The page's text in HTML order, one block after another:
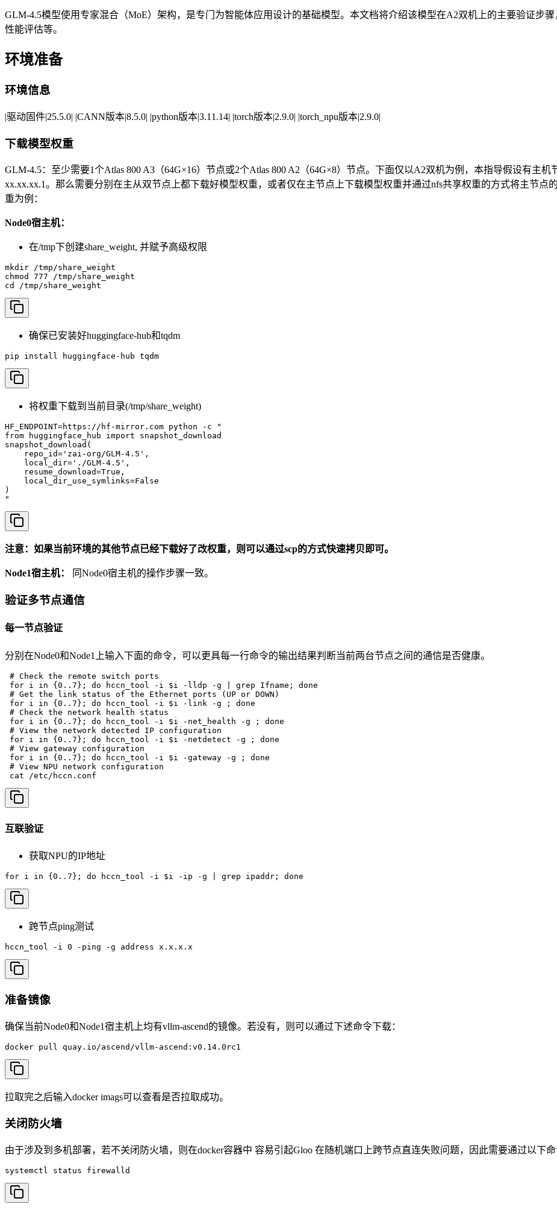
GLM-4.5模型使用专家混合（MoE）架构，是专门为智能体应用设计的基础模型。本文档将介绍该模型在A2双机上的主要验证步
性能评估等。
环境准备
环境信息
|驱动固件|25.5.0| |CANN版本|8.5.0| |python版本|3.11.14| |torch版本|2.9.0| |torch_npu版本|2.9.0|
下载模型权重
GLM-4.5：至少需要1个Atlas 800 A3（64G×16）节点或2个Atlas 800 A2（64G×8）节点。下面仅以A2双机为例，本指导假设有主
xx.xx.xx.1。那么需要分别在主从双节点上都下载好模型权重，或者仅在主节点上下载模型权重并通过nfs共享权重的方式将主节点
重为例：
Node0宿主机：
在/tmp下创建share_weight, 并赋予高级权限
mkdir /tmp/share_weight
chmod 777 /tmp/share_weight
cd /tmp/share_weight
确保已安装好huggingface-hub和tqdm
pip install huggingface-hub tqdm
将权重下载到当前目录(/tmp/share_weight)
HF_ENDPOINT=https://hf-mirror.com python -c "
from huggingface_hub import snapshot_download
snapshot_download(
    repo_id='zai-org/GLM-4.5',
    local_dir='./GLM-4.5',
    resume_download=True,
    local_dir_use_symlinks=False
)
"
注意：如果当前环境的其他节点已经下载好了改权重，则可以通过scp的方式快速拷贝即可。
Node1宿主机： 同Node0宿主机的操作步骤一致。
验证多节点通信
每一节点验证
分别在Node0和Node1上输入下面的命令，可以更具每一行命令的输出结果判断当前两台节点之间的通信是否健康。
# Check the remote switch ports
for i in {0..7}; do hccn_tool -i $i -lldp -g | grep Ifname; done
# Get the link status of the Ethernet ports (UP or DOWN)
for i in {0..7}; do hccn_tool -i $i -link -g ; done
# Check the network health status
for i in {0..7}; do hccn_tool -i $i -net_health -g ; done
# View the network detected IP configuration
for i in {0..7}; do hccn_tool -i $i -netdetect -g ; done
# View gateway configuration
for i in {0..7}; do hccn_tool -i $i -gateway -g ; done
# View NPU network configuration
cat /etc/hccn.conf
互联验证
获取NPU的IP地址
for i in {0..7}; do hccn_tool -i $i -ip -g | grep ipaddr; done
跨节点ping测试
hccn_tool -i 0 -ping -g address x.x.x.x
准备镜像
确保当前Node0和Node1宿主机上均有vllm-ascend的镜像。若没有，则可以通过下述命令下载：
docker pull quay.io/ascend/vllm-ascend:v0.14.0rc1
拉取完之后输入docker imags可以查看是否拉取成功。
关闭防火墙
由于涉及到多机部署，若不关闭防火墙，则在docker容器中 容易引起Gloo 在随机端口上跨节点直连失败问题，因此需要通过以下
systemctl status firewalld